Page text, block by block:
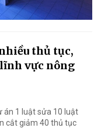
thủ tục,
vực nông
án 1 luật sửa 10 luật
cắt giảm 40 thủ tục